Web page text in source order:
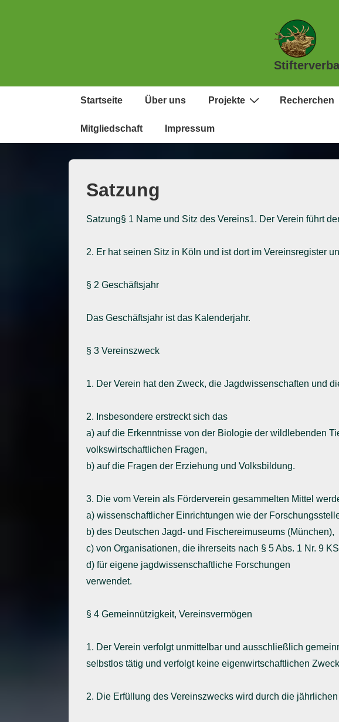
Hauptnavigation
Startseite Über uns Projekte Recherchen
Mitgliedschaft Impressum
Satzung
Satzung§ 1 Name und Sitz des Vereins1. Der Verein führt
2. Er hat seinen Sitz in Köln und ist dort im Vereinsregister
§ 2 Geschäftsjahr
Das Geschäftsjahr ist das Kalenderjahr.
§ 3 Vereinszweck
1. Der Verein hat den Zweck, die Jagdwissenschaften und
2. Insbesondere erstreckt sich das
a) auf die Erkenntnisse von der Biologie der wildlebenden
volkswirtschaftlichen Fragen,
b) auf die Fragen der Erziehung und Volksbildung.
3. Die vom Verein als Förderverein gesammelten Mittel
a) wissenschaftlicher Einrichtungen wie der
b) des Deutschen Jagd- und Fischereimuseums (München),
c) von Organisationen, die ihrerseits nach § 5 Abs. 1 Nr. 9
d) für eigene jagdwissenschaftliche Forschungen
verwendet.
§ 4 Gemeinnützigkeit, Vereinsvermögen
1. Der Verein verfolgt unmittelbar und ausschließlich
selbstlos tätig und verfolgt keine eigenwirtschaftlichen
2. Die Erfüllung des Vereinszwecks wird durch die